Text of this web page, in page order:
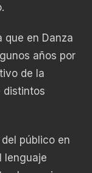
que en Danza
años por
de la
distintos
público en
lenguaje